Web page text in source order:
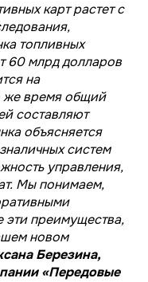
карт растет с
топливных
60 млрд долларов
на
же время общий
составляют
объясняется
систем
управления,
Мы понимаем,
преимущества,
новом
Березина,
«Передовые